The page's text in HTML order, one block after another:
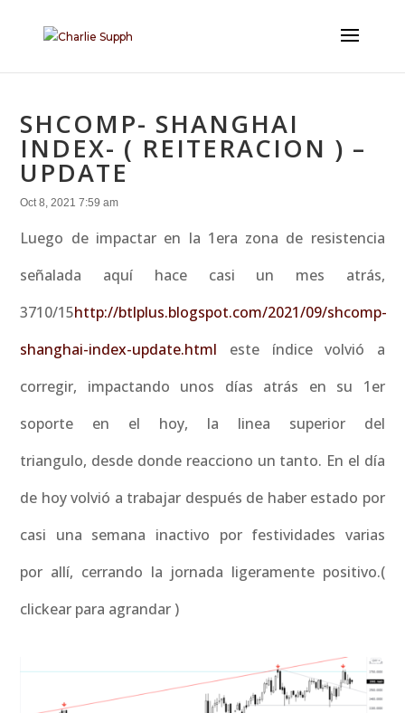
SHCOMP- SHANGHAI
INDEX- ( REITERACION ) –
UPDATE
Oct 8, 2021 7:59 am
Luego de impactar en la 1era zona de resistencia
señalada aquí hace casi un mes atrás,
3710/15http://btlplus.blogspot.com/2021/09/shcomp-
shanghai-index-update.html este índice volvió a
corregir, impactando unos días atrás en su 1er
soporte en el hoy, la linea superior del
triangulo, desde donde reacciono un tanto. En el día
de hoy volvió a trabajar después de haber estado por
casi una semana inactivo por festividades varias
por allí, cerrando la jornada ligeramente positivo.(
clickear para agrandar )